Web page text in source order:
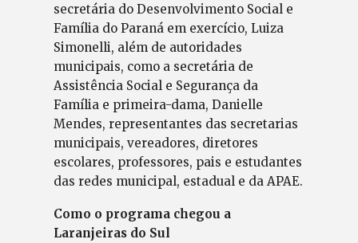
secretária do Desenvolvimento Social e
Família do Paraná em exercício, Luiza
Simonelli, além de autoridades
municipais, como a secretária de
Assistência Social e Segurança da
Família e primeira-dama, Danielle
Mendes, representantes das secretarias
municipais, vereadores, diretores
escolares, professores, pais e estudantes
das redes municipal, estadual e da APAE.
Como o programa chegou a
Laranjeiras do Sul